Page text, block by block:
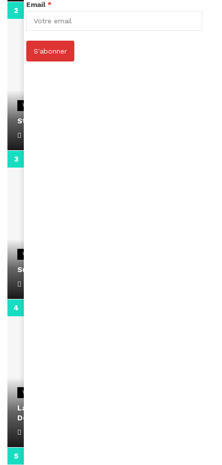
0:13
VIDEOS
Stacy passe un message
VIDEOS
Support Black Business Wee-kend
VIDEOS
La rubrique santé speciale coronavirus du
Docteur Makanda
Email *
S'abonner